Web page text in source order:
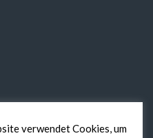
verwendet Cookies, um